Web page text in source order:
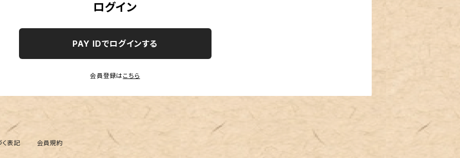
ログイン
PAY IDでログインする
会員登録はこちら
表記 会員規約